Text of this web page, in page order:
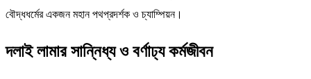
বৌদ্ধধর্মের একজন মহান পথপ্রদর্শক ও চ্যাম্পিয়ন।
দলাই লামার সান্নিধ্য ও বর্ণাঢ্য কর্মজীবন